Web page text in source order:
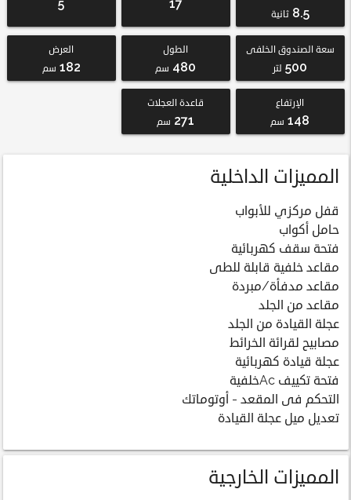
8.5 ثانية
17
5
سعة الصندوق الخلفى
500 لتر
الطول
480 سم
العرض
182 سم
الإرتفاع
148 سم
قاعدة العجلات
271 سم
المميزات الداخلية
قفل مركزي للأبواب
حامل أكواب
فتحة سقف كهربائية
مقاعد خلفية قابلة للطى
مقاعد مدفأة/مبردة
مقاعد من الجلد
عجلة القيادة من الجلد
مصابيح لقرائة الخرائط
عجلة قيادة كهربائية
فتحة تكييف Acخلفية
التحكم فى المقعد - أوتوماتك
تعديل ميل عجلة القيادة
المميزات الخارجية